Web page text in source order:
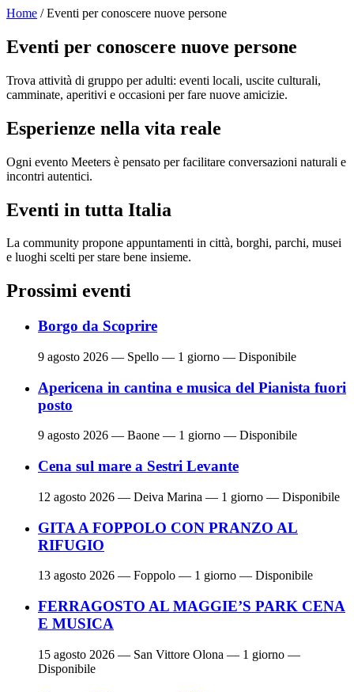
Home / Eventi per conoscere nuove persone
Eventi per conoscere nuove persone
Trova attività di gruppo per adulti: eventi locali, uscite culturali,
camminate, aperitivi e occasioni per fare nuove amicizie.
Esperienze nella vita reale
Ogni evento Meeters è pensato per facilitare conversazioni naturali e
incontri autentici.
Eventi in tutta Italia
La community propone appuntamenti in città, borghi, parchi, musei
e luoghi scelti per stare bene insieme.
Prossimi eventi
Borgo da Scoprire
9 agosto 2026 — Spello — 1 giorno — Disponibile
Apericena in cantina e musica del Pianista fuori
posto
9 agosto 2026 — Baone — 1 giorno — Disponibile
Cena sul mare a Sestri Levante
12 agosto 2026 — Deiva Marina — 1 giorno — Disponibile
GITA A FOPPOLO CON PRANZO AL
RIFUGIO
13 agosto 2026 — Foppolo — 1 giorno — Disponibile
FERRAGOSTO AL MAGGIE’S PARK CENA
E MUSICA
15 agosto 2026 — San Vittore Olona — 1 giorno —
Disponibile